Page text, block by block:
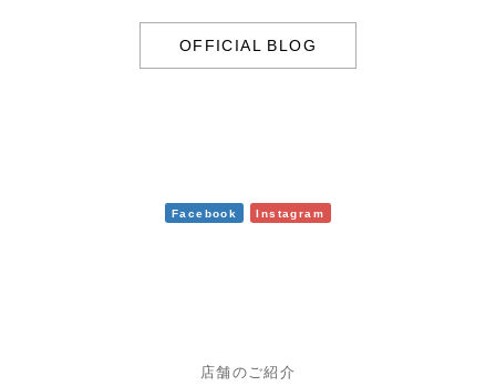
OFFICIAL BLOG
Facebook Instagram
店舗のご紹介